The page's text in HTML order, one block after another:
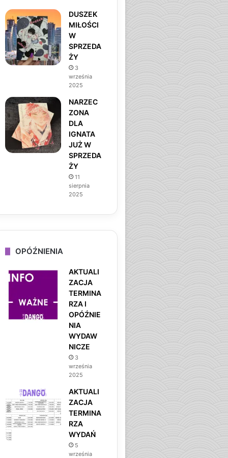
DUSZEK
MIŁOŚCI
W
SPRZEDA
ŻY
3
września
2025
NARZEC
ZONA
DLA
IGNATA
JUŻ W
SPRZEDA
ŻY
11
sierpnia
2025
OPÓŹNIENIA
AKTUALI
ZACJA
TERMINA
RZA I
OPÓŹNIE
NIA
WYDAW
NICZE
3
września
2025
AKTUALI
ZACJA
TERMINA
RZA
WYDAŃ
5
września